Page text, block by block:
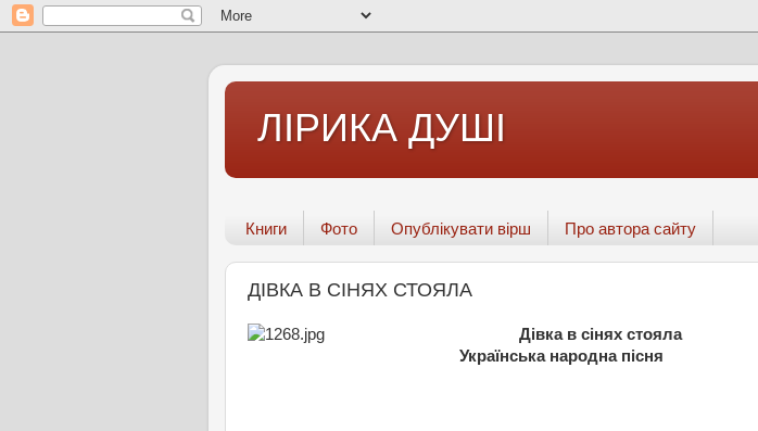
ЛІРИКА ДУШІ
Книги Фото Опублікувати вірш Про автора сайту
ДІВКА В СІНЯХ СТОЯЛА
Дівка в сінях стояла
Українська народна пісня